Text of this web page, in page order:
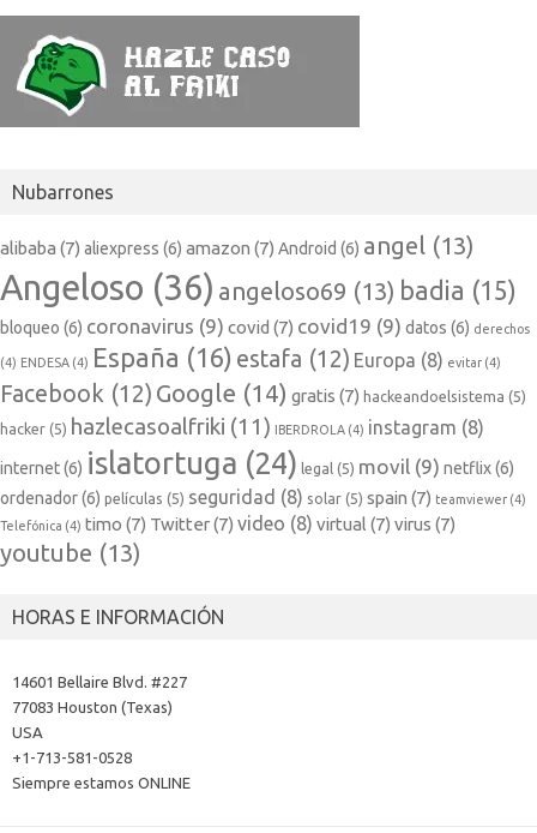
Nubarrones
alibaba (7) aliexpress (6) amazon (7) Android (6) angel (13)
Angeloso (36) angeloso69 (13) badia (15)
bloqueo (6) coronavirus (9) covid (7) covid19 (9) datos (6) derechos
(4) ENDESA (4) España (16) estafa (12) Europa (8) evitar (4)
Facebook (12) Google (14) gratis (7) hackeandoelsistema (5)
hacker (5) hazlecasoalfriki (11) IBERDROLA (4) instagram (8)
internet(6) islatortuga (24) legal (5) movil (9) netflix(6)
ordenador(6) películas (5) seguridad (8) solar (5) spain (7) teamviewer (4)
Telefónica (4) timo (7) Twitter(7) video (8) virtual (7) virus (7)
youtube (13)
HORAS E INFORMACIÓN
14601 Bellaire Blvd. #227
77083 Houston (Texas)
USA
+1-713-581-0528
Siempre estamos ONLINE